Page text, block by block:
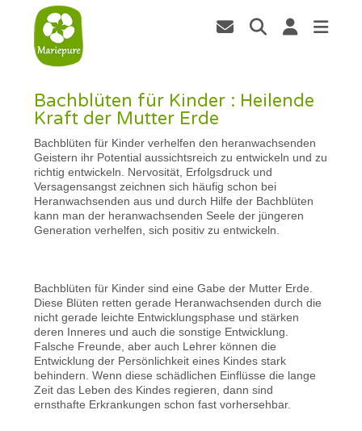
Bachblüten für Kinder : Heilende
Kraft der Mutter Erde
Bachblüten für Kinder verhelfen den heranwachsenden
Geistern ihr Potential aussichtsreich zu entwickeln und zu
richtig entwickeln. Nervosität, Erfolgsdruck und
Versagensangst zeichnen sich häufig schon bei
Heranwachsenden aus und durch Hilfe der Bachblüten
kann man der heranwachsenden Seele der jüngeren
Generation verhelfen, sich positiv zu entwickeln.
Bachblüten für Kinder sind eine Gabe der Mutter Erde.
Diese Blüten retten gerade Heranwachsenden durch die
nicht gerade leichte Entwicklungsphase und stärken
deren Inneres und auch die sonstige Entwicklung.
Falsche Freunde, aber auch Lehrer können die
Entwicklung der Persönlichkeit eines Kindes stark
behindern. Wenn diese schädlichen Einflüsse die lange
Zeit das Leben des Kindes regieren, dann sind
ernsthafte Erkrankungen schon fast vorhersehbar.